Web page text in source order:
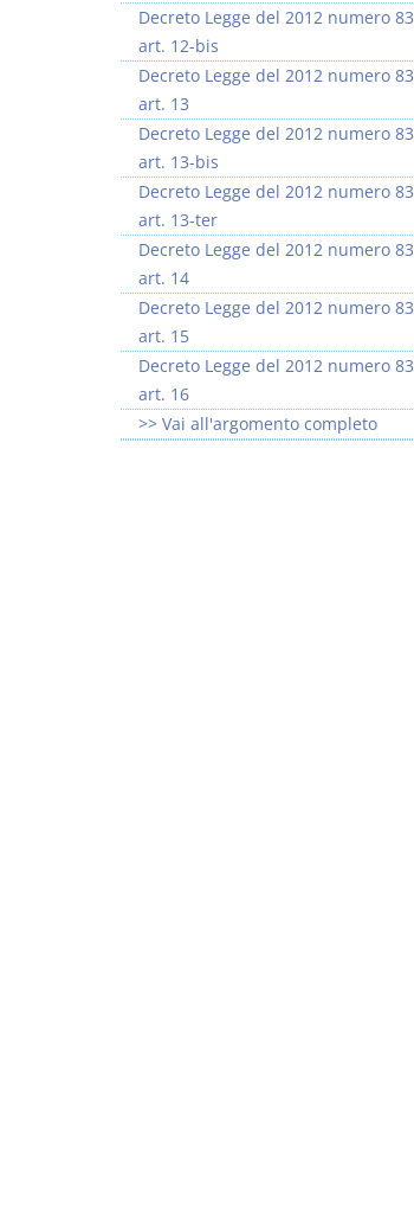
Decreto Legge del 2012 numero 83
art. 12-bis
Decreto Legge del 2012 numero 83
art. 13
Decreto Legge del 2012 numero 83
art. 13-bis
Decreto Legge del 2012 numero 83
art. 13-ter
Decreto Legge del 2012 numero 83
art. 14
Decreto Legge del 2012 numero 83
art. 15
Decreto Legge del 2012 numero 83
art. 16
>> Vai all'argomento completo